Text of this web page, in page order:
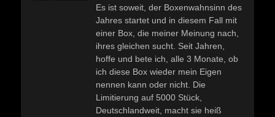
Es ist soweit, der Boxenwahnsinn des
Jahres startet und in diesem Fall mit
einer Box, die meiner Meinung nach,
ihres gleichen sucht. Seit Jahren,
hoffe und bete ich, alle 3 Monate, ob
ich diese Box wieder mein Eigen
nennen kann oder nicht. Die
Limitierung auf 5000 Stück,
Deutschlandweit, macht sie heiß